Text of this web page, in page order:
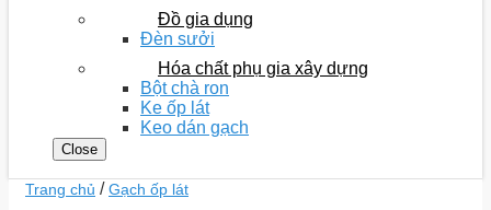
Đồ gia dụng
Đèn sưởi
Hóa chất phụ gia xây dựng
Bột chà ron
Ke ốp lát
Keo dán gạch
Close
Trang chủ / Gạch ốp lát